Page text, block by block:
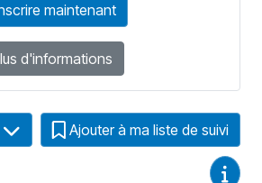
maintenant
d'informations
Ajouter à ma liste de suivi